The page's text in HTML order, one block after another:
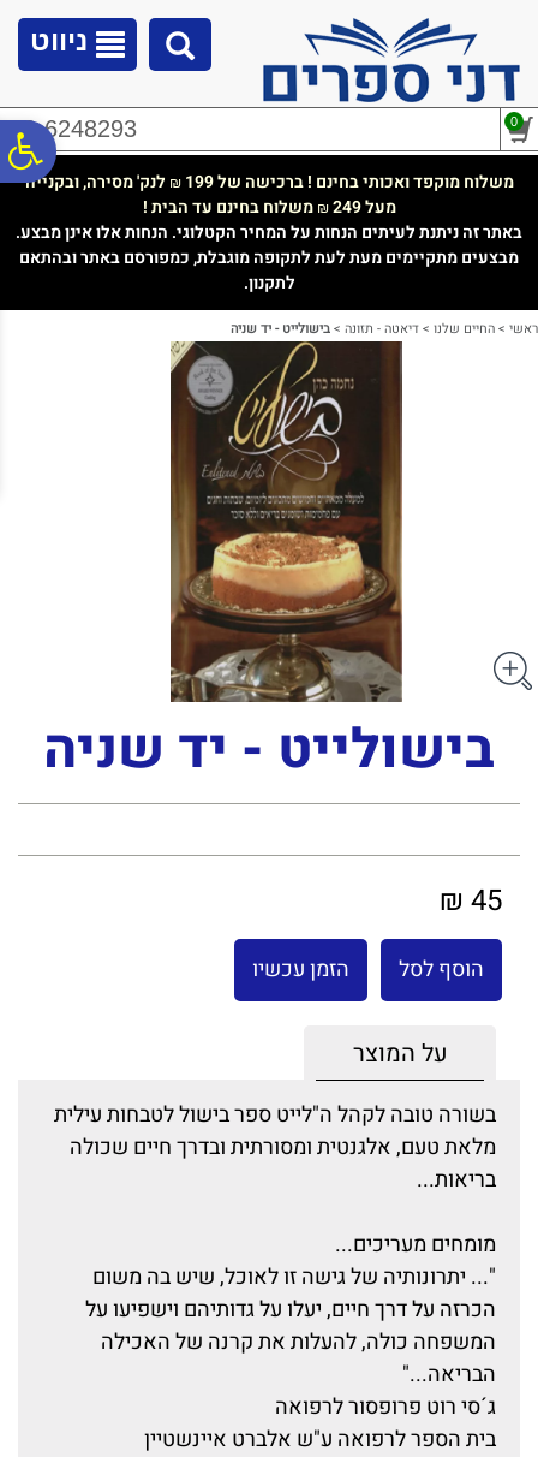
נגישות
ניווט
02-6248293 0
משלוח מוקפד ואכותי בחינם ! ברכישה של 199 ₪ לנק' מסירה, ובקנייה
מעל 249
₪משלוח בחינם עד הבית !
באתר זה ניתנת לעיתים הנחות על המחיר הקטלוגי. הנחות אלו אינן מבצע.
מבצעים מתקיימים מעת לעת לתקופה מוגבלת, כמפורסם באתר ובהתאם
לתקנון.
ראשי >החיים שלנו >דיאטה - תזונה >בישולייט - יד שניה
בישולייט - יד שניה
45 ₪
הוסף לסל הזמן עכשיו
על המוצר
בשורה טובה לקהל ה"לייט ספר בישול לטבחות עילית
מלאת טעם, אלגנטית ומסורתית ובדרך חיים שכולה
בריאות...
מומחים מעריכים...
"... יתרונותיה של גישה זו לאוכל, שיש בה משום
הכרזה על דרך חיים, יעלו על גדותיהם וישפיעו על
המשפחה כולה, להעלות את קרנה של האכילה
הבריאה..."
ג´סי רוט פרופסור לרפואה
בית הספר לרפואה ע"ש אלברט איינשטיין